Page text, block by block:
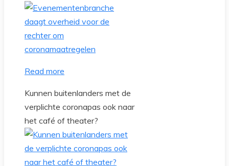
Read more
Kunnen buitenlanders met de
verplichte coronapas ook naar
het café of theater?